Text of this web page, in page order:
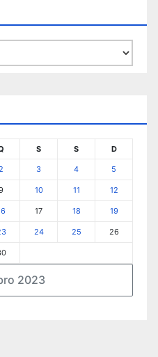
2023
S S D
3 4 5
10 11 12
17 18 19
24 25 26